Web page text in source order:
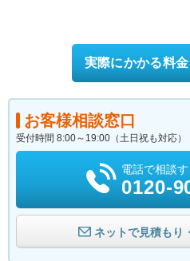
実際にかかる料
お客様相談窓口
受付時間 8:00～19:00（土日祝も対応）
電話で相談す
0120-
ネットで見積もり